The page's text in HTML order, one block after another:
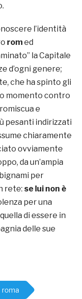
l’identità
romed
la Capitale
d’ogni genere;
che ha spinto gli
momento contro
e
pesanti indirizzati
chiaramente
ovviamente
da un’ampia
per
rete: se lui non è
per una
di essere in
delle sue
roma